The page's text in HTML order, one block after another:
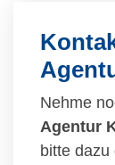
Nehme
Agentur
bitte